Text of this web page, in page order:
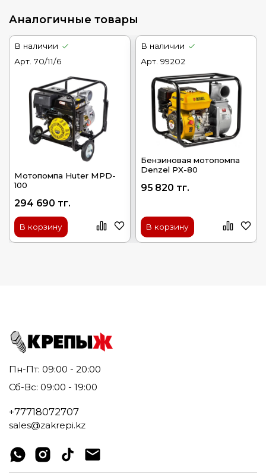
Аналогичные товары
В наличии
Арт. 70/11/6
Мотопомпа Huter МРD-
100
294 690 тг.
В корзину
В наличии
Арт. 99202
Бензиновая мотопомпа
Denzel PX-80
95 820 тг.
В корзину
Пн-Пт: 09:00 - 20:00
Сб-Вс: 09:00 - 19:00
+77718072707
sales@zakrepi.kz